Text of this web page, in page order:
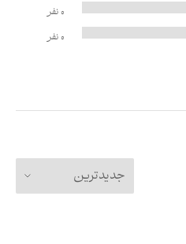
0نفر
0نفر
جدیدترین